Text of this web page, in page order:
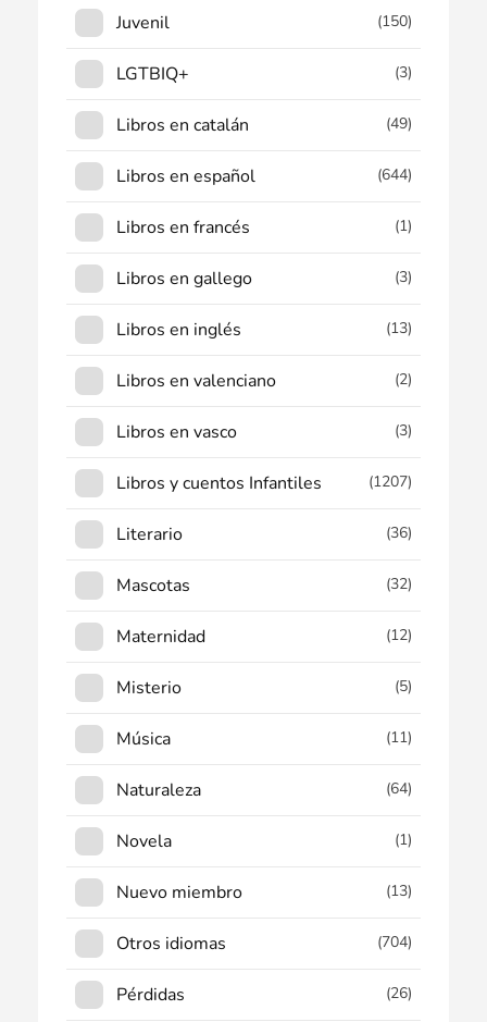
Juvenil (150)
LGTBIQ+ (3)
Libros en catalán (49)
Libros en español (644)
Libros en francés (1)
Libros en gallego (3)
Libros en inglés (13)
Libros en valenciano (2)
Libros en vasco (3)
Libros y cuentos Infantiles (1207)
Literario (36)
Mascotas (32)
Maternidad (12)
Misterio (5)
Música (11)
Naturaleza (64)
Novela (1)
Nuevo miembro (13)
Otros idiomas (704)
Pérdidas (26)